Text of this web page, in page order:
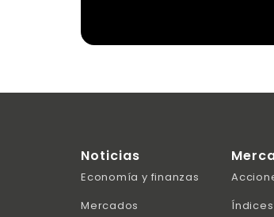
Noticias
Economía y finanzas
Mercados
Índices